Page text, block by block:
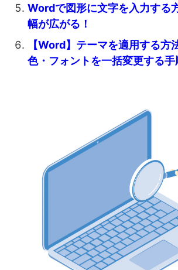
Wordで図形に文字を入力する
幅が広がる！
【Word】テーマを適用する方
色・フォントを一括変更する手